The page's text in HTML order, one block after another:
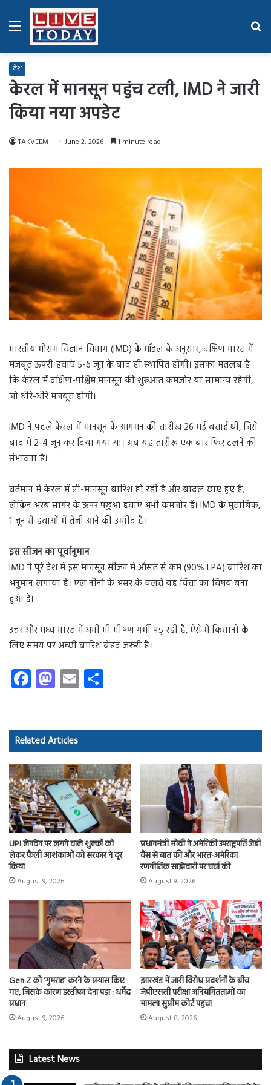
Menu
देश
केरल में मानसून पहुंच टली, IMD ने जारी
किया नया अपडेट
TAKVEEM June 2, 2026 1 minute read
भारतीय मौसम विज्ञान विभाग (IMD) के मॉडल के अनुसार, दक्षिण भारत में
मजबूत ऊपरी हवाएं 5-6 जून के बाद ही स्थापित होंगी। इसका मतलब है
कि केरल में दक्षिण-पश्चिम मानसून की शुरुआत कमजोर या सामान्य रहेगी,
जो धीरे-धीरे मजबूत होगी।
IMD ने पहले केरल में मानसून के आगमन की तारीख 26 मई बताई थी, जिसे
बाद में 2-4 जून कर दिया गया था। अब यह तारीख एक बार फिर टलने की
संभावना है।
वर्तमान में केरल में प्री-मानसून बारिश हो रही है और बादल छाए हुए हैं,
लेकिन अरब सागर के ऊपर पछुआ हवाएं अभी कमजोर हैं। IMD के मुताबिक,
1 जून से हवाओं में तेजी आने की उम्मीद है।
इस सीजन का पूर्वानुमान
IMD ने पूरे देश में इस मानसून सीजन में औसत से कम (90% LPA) बारिश का
अनुमान लगाया है। एल नीनो के असर के चलते यह चिंता का विषय बना
हुआ है।
उत्तर और मध्य भारत में अभी भी भीषण गर्मी पड़ रही है, ऐसे में किसानों के
लिए समय पर अच्छी बारिश बेहद जरूरी है।
Fa
ce
o
ok
M
as
d
o
n
E
m
Related Articles
UPI लेनदेन पर लगने वाले शुल्कों को
लेकर फैली आशंकाओं को सरकार ने दूर
किया
August 9, 2026
प्रधानमंत्री मोदी ने अमेरिकी उपराष्ट्रपति जेडी
वैंस से बात की और भारत-अमेरिका
रणनीतिक साझेदारी पर चर्चा की
August 9, 2026
Gen Z को ‘गुमराह’ करने के प्रयास किए
गए, जिसके कारण इस्तीफा देना पड़ा : धर्मेंद्र
प्रधान
August 9, 2026
झारखंड में जारी विरोध प्रदर्शनों के बीच
जेपीएससी परीक्षा अनियमितताओं का
मामला सुप्रीम कोर्ट पहुंचा
August 8, 2026
Latest News